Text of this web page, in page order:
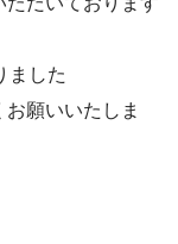
ました
願いいたしま